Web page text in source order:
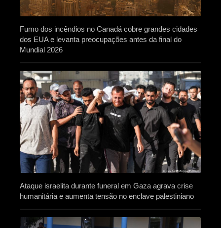
Fumo dos incêndios no Canadá cobre grandes cidades
dos EUA e levanta preocupações antes da final do
Mundial 2026
Ataque israelita durante funeral em Gaza agrava crise
humanitária e aumenta tensão no enclave palestiniano